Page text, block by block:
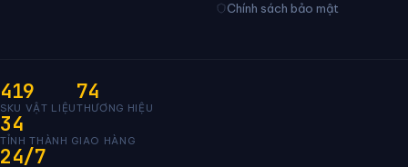
Chính sách bảo mật
419
SKU VẬT LIỆU
74
THƯƠNG HIỆU
34
TỈNH THÀNH GIAO HÀNG
24/7